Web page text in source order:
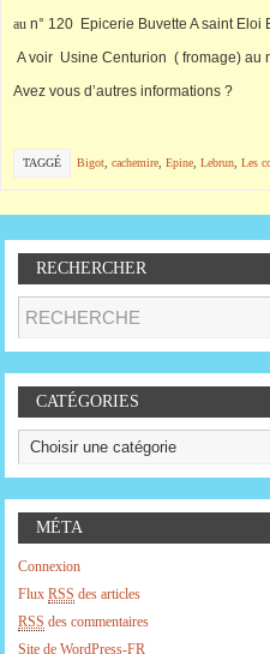
au n° 120 Epicerie Buvette A saint Eloi
A voir Usine Centurion ( fromage) au
Avez vous d’autres informations ?
TAGGÉ Bigot cachemire Epine Lebrun Les
RECHERCHER
CATÉGORIES
MÉTA
Connexion
FluxRSS des articles
RSS des commentaires
Site de WordPress-FR